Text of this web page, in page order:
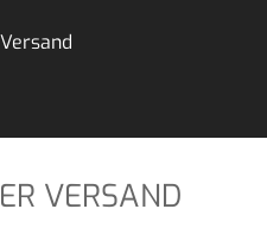
VERSAND